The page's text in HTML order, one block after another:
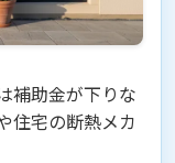
補助金が下りな
住宅の断熱メカ